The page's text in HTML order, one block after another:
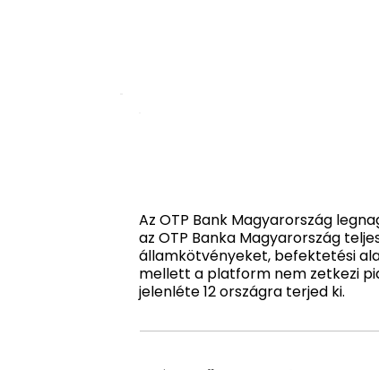
Az OTP Bank Magyarország
az OTP Banka Magyarország
államkötvényeket, befektetési
mellett a platform nem zetkezi
jelenléte 12 országra terjed ki.